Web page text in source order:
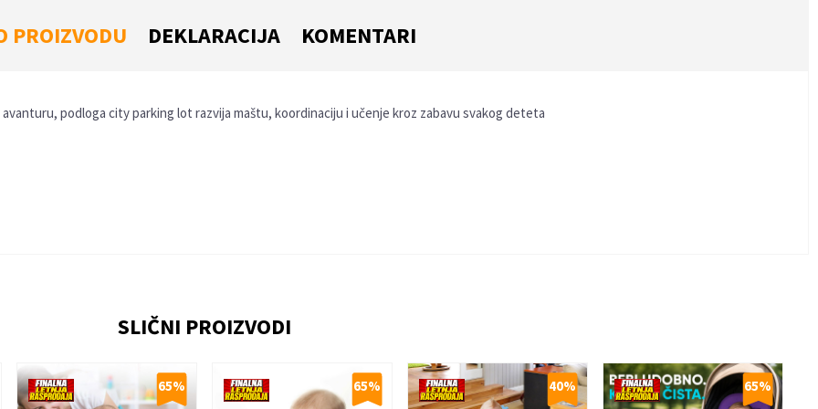
PROIZVODU DEKLARACIJA KOMENTARI
podloga city parking lot razvija maštu, koordinaciju i učenje kroz zabavu svakog deteta
SLIČNI PROIZVODI
65% 65% 40% 65%